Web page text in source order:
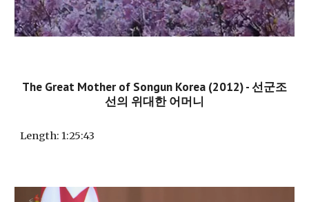
The Great Mother of Songun Korea (2012)-선군조
선의 위대한 어머니
Length: 1:25:43